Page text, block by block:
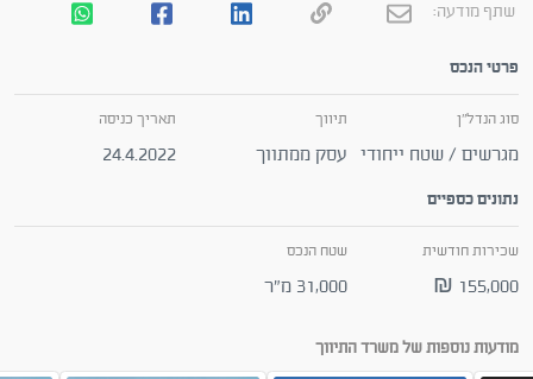
שתף מודעה:
פרטי הנכס
סוג הנדל"ן
מגרשים / שטח ייחודי
תיווך
עסק ממתווך
תאריך כניסה
24.4.2022
נתונים כספיים
שכירות חודשית
155,000 ₪
שטח הנכס
31,000 מ"ר
מודעות נוספות של משרד התיווך